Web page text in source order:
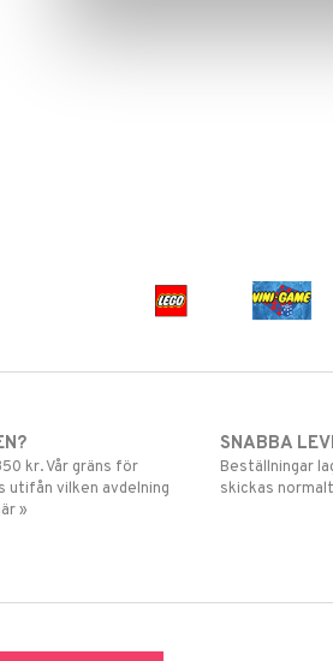
kr. Vår gräns för
vilken avdelning
»
SNABBA
Beställningar
skickas